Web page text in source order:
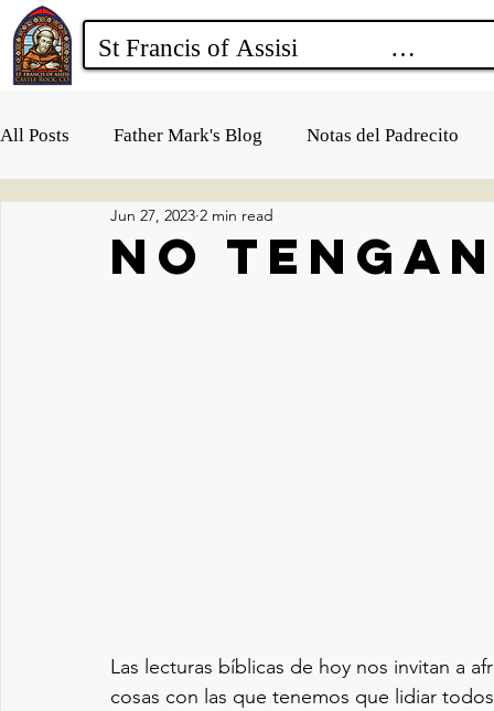
All Posts Father Mark's Blog Notas del Padrecito
No
Jun 27, 2023 2 min read
Las lecturas bíblicas de hoy nos invitan a
cosas con las que tenemos que lidiar